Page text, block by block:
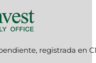
registrada en